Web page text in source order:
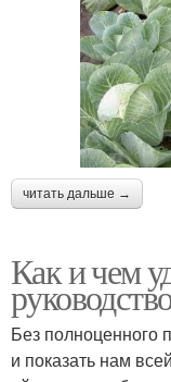
читать дальше →
Как и чем
Без полноценного
и показать нам